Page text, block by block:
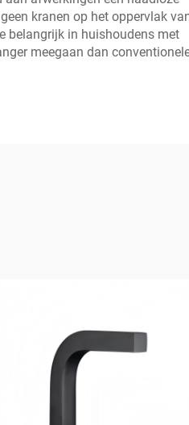
kranen op het oppervlak
belangrijk in huishoudens met
meegaan dan